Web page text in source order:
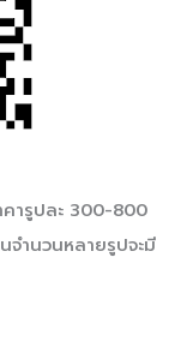
ารูปละ 300-800
จำนวนหลายรูปจะมี